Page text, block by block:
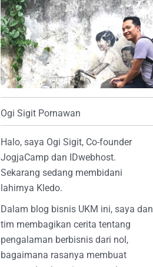
Ogi Sigit Pornawan
Halo, saya Ogi Sigit, Co-founder
JogjaCamp dan IDwebhost.
Sekarang sedang membidani
lahirnya Kledo.
Dalam blog bisnis UKM ini, saya dan
tim membagikan cerita tentang
pengalaman berbisnis dari nol,
bagaimana rasanya membuat